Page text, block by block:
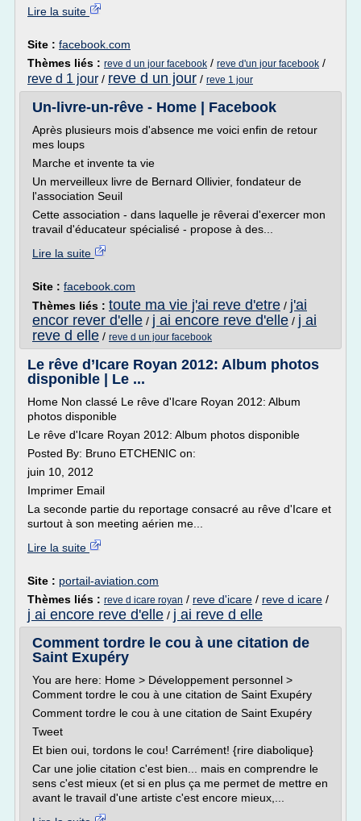
Lire la suite
Site : facebook.com
Thèmes liés : reve d un jour facebook / reve d'un jour facebook /
reve d 1 jour / reve d un jour / reve 1 jour
Un-livre-un-rêve - Home | Facebook
Après plusieurs mois d'absence me voici enfin de retour
mes loups
Marche et invente ta vie
Un merveilleux livre de Bernard Ollivier, fondateur de
l'association Seuil
Cette association - dans laquelle je rêverai d'exercer mon
travail d'éducateur spécialisé - propose à des...
Lire la suite
Site : facebook.com
Thèmes liés : toute ma vie j'ai reve d'etre / j'ai
encor rever d'elle / j ai encore reve d'elle / j ai
reve d elle / reve d un jour facebook
Le rêve d’Icare Royan 2012: Album photos
disponible | Le ...
Home Non classé Le rêve d'Icare Royan 2012: Album
photos disponible
Le rêve d'Icare Royan 2012: Album photos disponible
Posted By: Bruno ETCHENIC on:
juin 10, 2012
Imprimer Email
La seconde partie du reportage consacré au rêve d'Icare et
surtout à son meeting aérien me...
Lire la suite
Site : portail-aviation.com
Thèmes liés : reve d icare royan / reve d'icare / reve d icare /
j ai encore reve d'elle / j ai reve d elle
Comment tordre le cou à une citation de
Saint Exupéry
You are here: Home > Développement personnel >
Comment tordre le cou à une citation de Saint Exupéry
Comment tordre le cou à une citation de Saint Exupéry
Tweet
Et bien oui, tordons le cou! Carrément! {rire diabolique}
Car une jolie citation c'est bien... mais en comprendre le
sens c'est mieux (et si en plus ça me permet de mettre en
avant le travail d'une artiste c'est encore mieux,...